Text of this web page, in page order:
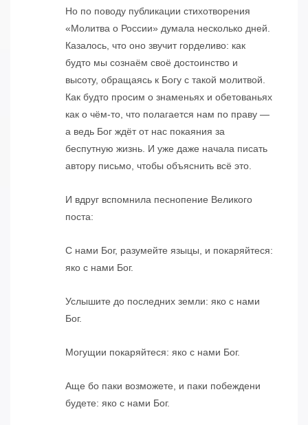
Но по поводу публикации стихотворения
«Молитва о России» думала несколько дней.
Казалось, что оно звучит горделиво: как
будто мы сознаём своё достоинство и
высоту, обращаясь к Богу с такой молитвой.
Как будто просим о знаменьях и обетованьях
как о чём-то, что полагается нам по праву —
а ведь Бог ждёт от нас покаяния за
беспутную жизнь. И уже даже начала писать
автору письмо, чтобы объяснить всё это.
И вдруг вспомнила песнопение Великого
поста:
С нами Бог, разумейте языцы, и покаряйтеся:
яко с нами Бог.
Услышите до последних земли: яко с нами
Бог.
Могущии покаряйтеся: яко с нами Бог.
Аще бо паки возможете, и паки побеждени
будете: яко с нами Бог.